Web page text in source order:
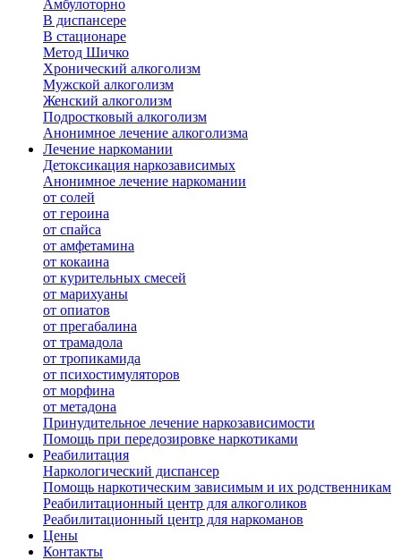
Амбулоторно
В диспансере
В стационаре
Метод Шичко
Хронический алкоголизм
Мужской алкоголизм
Женский алкоголизм
Подростковый алкоголизм
Анонимное лечение алкоголизма
Лечение наркомании
Детоксикация наркозависимых
Анонимное лечение наркомании
от солей
от героина
от спайса
от амфетамина
от кокаина
от курительных смесей
от марихуаны
от опиатов
от прегабалина
от трамадола
от тропикамида
от психостимуляторов
от морфина
от метадона
Принудительное лечение наркозависимости
Помощь при передозировке наркотиками
Реабилитация
Наркологический диспансер
Помощь наркотическим зависимым и их родственникам
Реабилитационный центр для алкоголиков
Реабилитационный центр для наркоманов
Цены
Контакты